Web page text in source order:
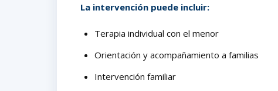
La intervención puede incluir:
Terapia individual con el menor
Orientación y acompañamiento a familias
Intervención familiar